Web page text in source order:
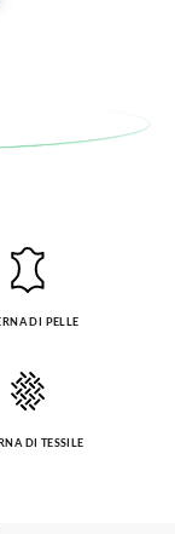
il paio
qualsiasi ufficio
DI PELLE
DI TESSILE